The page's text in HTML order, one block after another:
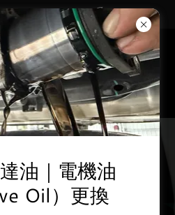
宮｜徵信徒 》
例｜Latest
Updates
油｜電機油
Oil）更換